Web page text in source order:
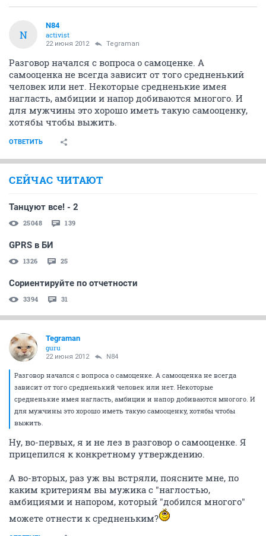
N
N84
activist
22 июня 2012 Tegraman
Разговор начался с вопроса о самоценке. А
самооценка не всегда зависит от того средненький
человек или нет. Некоторые средненькие имея
нагласть, амбиции и напор добиваются многого. И
для мужчины это хорошо иметь такую самооценку,
хотябы чтобы выжить.
ОТВЕТИТЬ
СЕЙЧАС ЧИТАЮТ
Танцуют все! - 2
25048 139
GPRS в БИ
1326 25
Сориентируйте по отчетности
3394 31
Tegraman
guru
22 июня 2012 N84
Разговор начался с вопроса о самоценке. А самооценка не всегда
зависит от того средненький человек или нет. Некоторые
средненькие имея нагласть, амбиции и напор добиваются многого. И
для мужчины это хорошо иметь такую самооценку, хотябы чтобы
выжить.
Ну, во-первых, я и не лез в разговор о самооценке. Я
прицепился к конкретному утверждению.
А во-вторых, раз уж вы встряли, поясните мне, по
каким критериям вы мужика с "наглостью,
амбициями и напором, который "добился многого"
можете отнести к средненьким?